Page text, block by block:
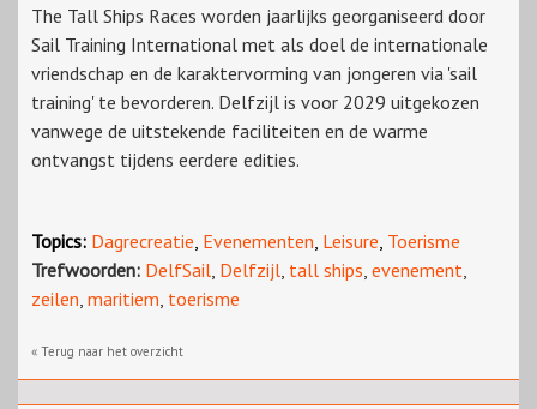
The Tall Ships Races worden jaarlijks georganiseerd door
Sail Training International met als doel de internationale
vriendschap en de karaktervorming van jongeren via 'sail
training' te bevorderen. Delfzijl is voor 2029 uitgekozen
vanwege de uitstekende faciliteiten en de warme
ontvangst tijdens eerdere edities.
Topics: Dagrecreatie, Evenementen, Leisure, Toerisme
Trefwoorden: DelfSail, Delfzijl, tall ships, evenement,
zeilen, maritiem, toerisme
« Terug naar het overzicht